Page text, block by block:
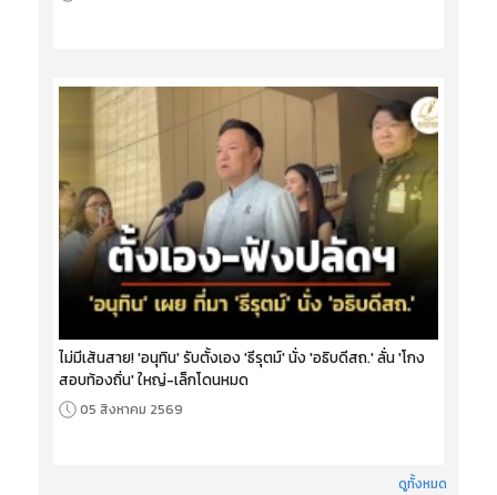
ไม่มีเส้นสาย! 'อนุทิน' รับตั้งเอง 'ธีรุตม์' นั่ง 'อธิบดีสถ.' ลั่น 'โกง
สอบท้องถิ่น' ใหญ่-เล็กโดนหมด
05 สิงหาคม 2569
ดูทั้งหมด